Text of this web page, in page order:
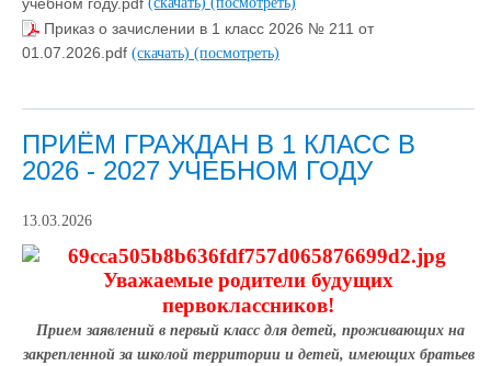
Приказ о зачислении в 1 класс 2026 № 211 от
01.07.2026.pdf (скачать) (посмотреть)
ПРИЁМ ГРАЖДАН В 1 КЛАСС В
2026 - 2027 УЧЕБНОМ ГОДУ
13.03.2026
Уважаемые родители будущих
первоклассников!
Прием заявлений в первый класс для детей, проживающих на
закрепленной за школой территории и детей, имеющих братьев